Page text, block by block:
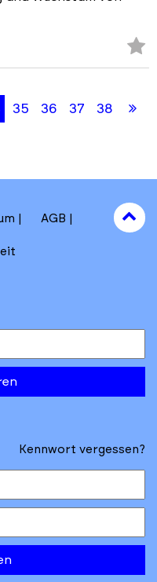
35 36 37 38
AGB
to
top
Kennwort vergessen?